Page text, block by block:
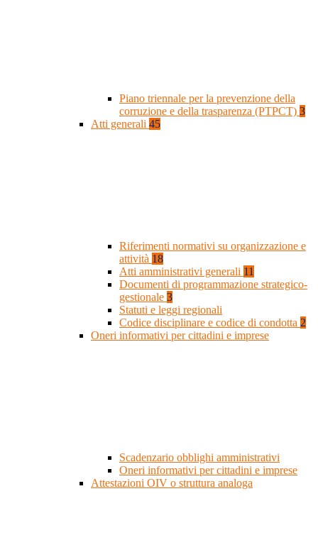
Piano triennale per la prevenzione della
corruzione e della trasparenza (PTPCT) 3
Atti generali 45
Riferimenti normativi su organizzazione e
attività 18
Atti amministrativi generali 11
Documenti di programmazione strategico-
gestionale 3
Statuti e leggi regionali
Codice disciplinare e codice di condotta 2
Oneri informativi per cittadini e imprese
Scadenzario obblighi amministrativi
Oneri informativi per cittadini e imprese
Attestazioni OIV o struttura analoga